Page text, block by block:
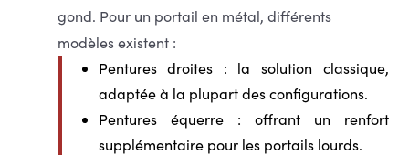
gond. Pour un portail en métal, différents
modèles existent :
Pentures droites : la solution classique,
adaptée à la plupart des configurations.
Pentures équerre: offrant un renfort
supplémentaire pour les portails lourds.